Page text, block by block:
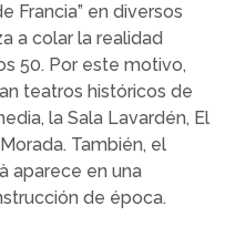
Francia” en diversos
a colar la realidad
50. Por este motivo,
teatros históricos de
la Sala Lavardén, El
También, el
aparece en una
de época.